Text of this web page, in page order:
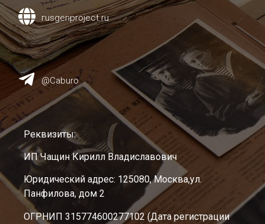
гusgenproject.ru
@Caburo
Реквизиты:
ИП Чащин Кирилл Владиславович
Юридический адрес: 125080, Москва,ул.
Панфилова, дом 2
ОГРНИП 315774600277102 (Дата регистрации